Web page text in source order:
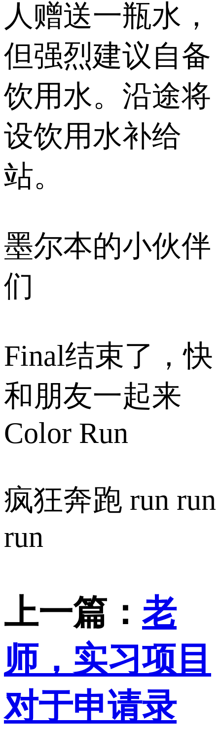
人赠送一瓶水，
但强烈建议自备
饮用水。沿途将
设饮用水补给
站。
墨尔本的小伙伴
们
Final结束了，快
和朋友一起来
Color Run
疯狂奔跑 run run
run
上一篇： 老
师，实习项目
对于申请录